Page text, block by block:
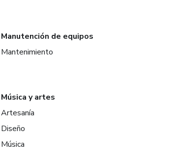
Manutención de equipos
Mantenimiento
Música y artes
Artesanía
Diseño
Música